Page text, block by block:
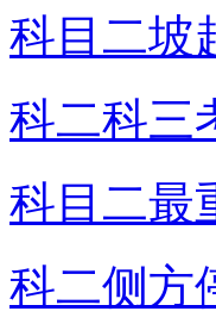
科目二坡
科二科三
科目二最
科二侧方